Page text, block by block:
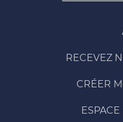
RECEVEZ
CRÉER